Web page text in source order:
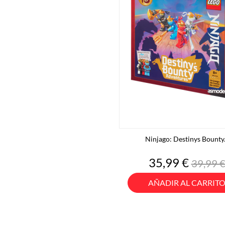
Ninjago: Destinys
Precio
35,99 €Precio
base
39,99 €
AÑADIR AL CARRITO